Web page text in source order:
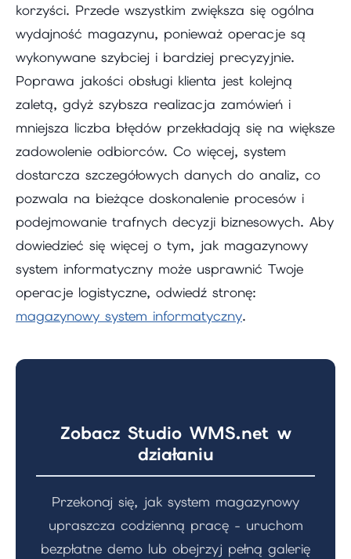
korzyści. Przede wszystkim zwiększa się ogólna
wydajność magazynu, ponieważ operacje są
wykonywane szybciej i bardziej precyzyjnie.
Poprawa jakości obsługi klienta jest kolejną
zaletą, gdyż szybsza realizacja zamówień i
mniejsza liczba błędów przekładają się na większe
zadowolenie odbiorców. Co więcej, system
dostarcza szczegółowych danych do analiz, co
pozwala na bieżące doskonalenie procesów i
podejmowanie trafnych decyzji biznesowych. Aby
dowiedzieć się więcej o tym, jak magazynowy
system informatyczny może usprawnić Twoje
operacje logistyczne, odwiedź stronę:
magazynowy system informatyczny.
Zobacz Studio WMS.net w
działaniu
Przekonaj się, jak system magazynowy
upraszcza codzienną pracę - uruchom
bezpłatne demo lub obejrzyj pełną galerię